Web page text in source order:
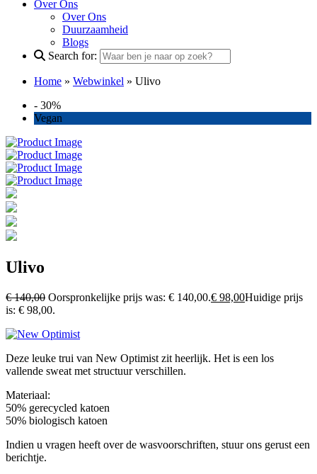
Over Ons
Over Ons
Duurzaamheid
Blogs
Search for:
Home » Webwinkel » Ulivo
- 30%
Vegan
Ulivo
€140,00 Oorspronkelijke prijs was: € 140,00.€ 98,00Huidige prijs
is: € 98,00.
Deze leuke trui van New Optimist zit heerlijk. Het is een los
vallende sweat met structuur verschillen.
Materiaal:
50% gerecycled katoen
50% biologisch katoen
Indien u vragen heeft over de wasvoorschriften, stuur ons gerust een
berichtje.